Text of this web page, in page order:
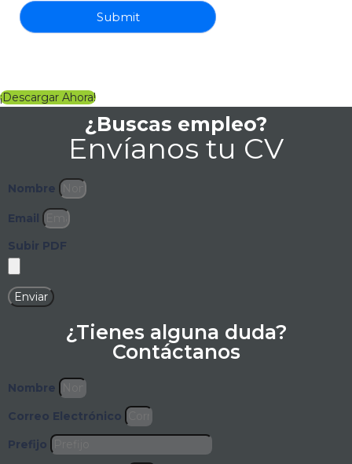
Submit
¡Descargar Ahora!
¿Buscas empleo?
Envíanos tu CV
Nombre
Email
Subir PDF
Enviar
¿Tienes alguna duda?
Contáctanos
Nombre
Correo Electrónico
Prefijo